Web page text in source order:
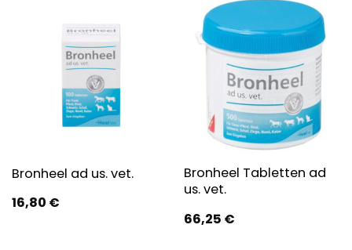
Bronheel ad us. vet.
16,80 €
Bronheel Tabletten ad
us. vet.
66,25 €